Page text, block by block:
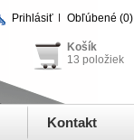
Prihlásiť Obľúbené (0)
Košík
13 položiek
Kontakt